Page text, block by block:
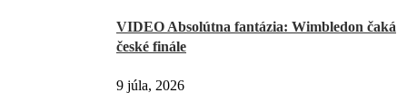
VIDEO Absolútna fantázia: Wimbledon čaká
české finále
9 júla, 2026